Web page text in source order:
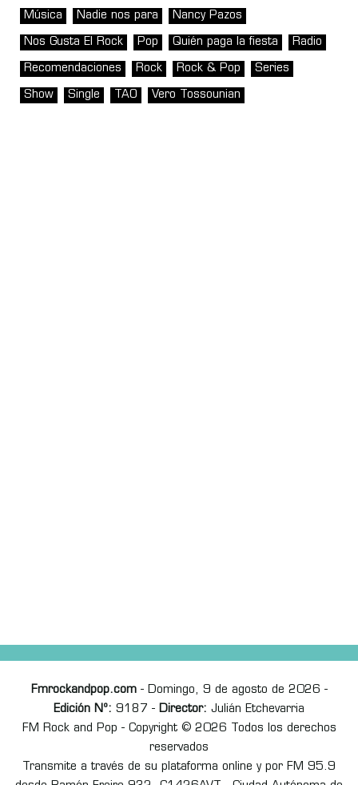
Música Nadie nos para Nancy Pazos
Nos Gusta El Rock Pop Quién paga la fiesta Radio
Recomendaciones Rock Rock & Pop Series
Show Single TAO Vero Tossounian
Fmrockandpop.com- Domingo, 9 de agosto de 2026 -
Edición Nº: 9187 - Director: Julián Etchevarria
FM Rock and Pop - Copyright © 2026 Todos los derechos
reservados
Transmite a través de su plataforma online y por FM 95.9